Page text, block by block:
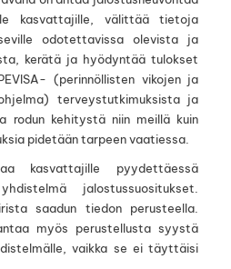
kasvattajille, välittää tietoja
odotettavissa olevista ja
kerätä ja hyödyntää tulokset
(perinnöllisten vikojen ja
terveystutkimuksista ja
rodun kehitystä niin meillä kuin
pidetään tarpeen vaatiessa.
kasvattajille pyydettäessä
jalostussuositukset.
saadun tiedon perusteella.
myös perustellusta syystä
vaikka se ei täyttäisi